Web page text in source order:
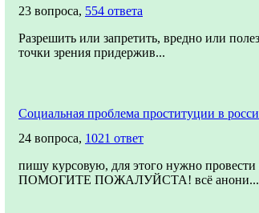
23 вопроса, 554 ответа
Разрешить или запретить, вредно или
точки зрения придержив...
Социальная проблема проституции в
24 вопроса, 1021 ответ
пишу курсовую, для этого нужно провести
ПОМОГИТЕ ПОЖАЛУЙСТА! всё анони...